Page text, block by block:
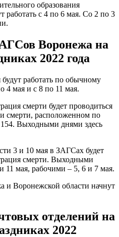
образования
работать с 4 по 6 мая. Со 2 по 3
Воронежа на
2022 года
работать по обычному
4 мая и с 8 по 11 мая.
смерти будет проводиться
смерти, расположенном по
Выходными днями здесь
3 и 10 мая в ЗАГСах будет
смерти. Выходными
11 мая, рабочими – 5, 6 и 7 мая.
Воронежской области начнут
отделений на
2022